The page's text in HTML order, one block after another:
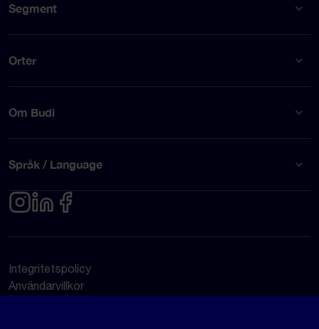
Segment
Orter
Om Budi
Språk / Language
Integritetspolicy
Användarvillkor